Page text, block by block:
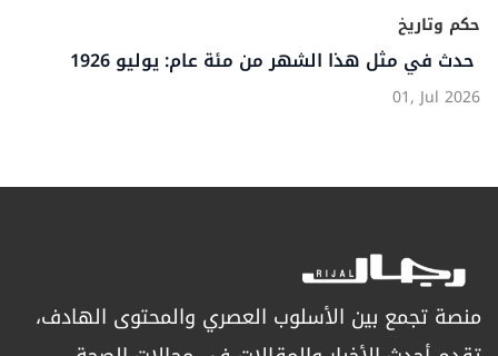
حكم وتاريخ
01, Jul 2026
منصة تجمع بين الأسلوب العصري والمحتوى الهادف،